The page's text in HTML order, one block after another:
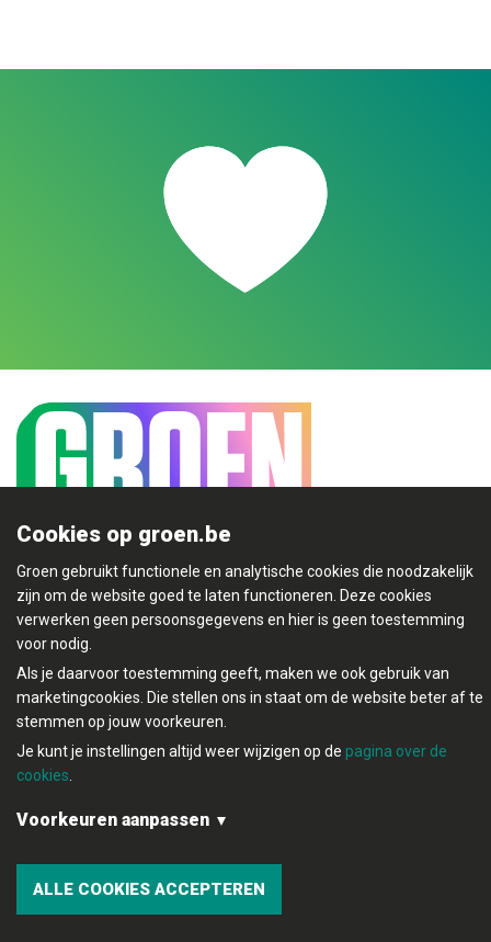
Cookies op groen.be
Groen gebruikt functionele en analytische cookies die noodzakelijk
zijn om de website goed te laten functioneren. Deze cookies
verwerken geen persoonsgegevens en hier is geen toestemming
voor nodig.
Als je daarvoor toestemming geeft, maken we ook gebruik van
marketingcookies. Die stellen ons in staat om de website beter af te
stemmen op jouw voorkeuren.
Je kunt je instellingen altijd weer wijzigen op de pagina over de
cookies
Voorkeuren aanpassen
ALLE COOKIES ACCEPTEREN
Mijn Groen
© Copyright Groen 2026 | Gemaakt metNationBuilder|
Gebouwd doorTectonica
Contact
Privacybeleid